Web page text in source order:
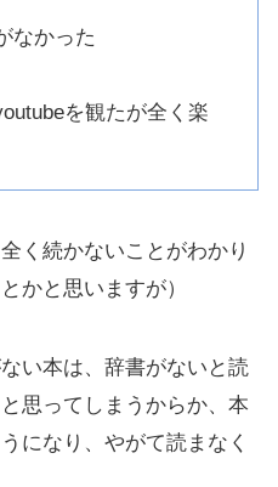
なかった
を観たが全く楽
く続かないことがわかり
かと思いますが）
い本は、辞書がないと読
思ってしまうからか、本
になり、やがて読まなく